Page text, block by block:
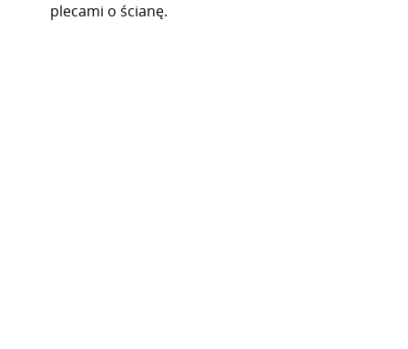
plecami o ścianę.